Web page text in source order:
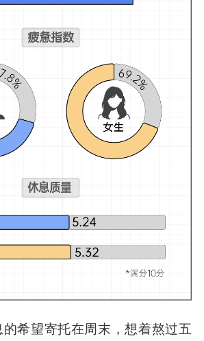
希望寄托在周末，想着熬过五